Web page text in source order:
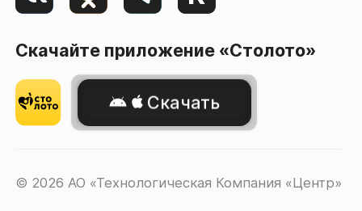
Скачайте приложение «Столото»
Скачать
© 2026 АО «Технологическая Компания «Центр»